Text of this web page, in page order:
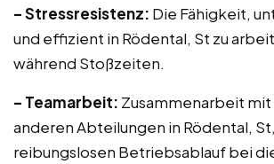
– Stressresistenz: Die Fähigkeit,
und effizient in Rödental, St zu
während Stoßzeiten.
– Teamarbeit: Zusammenarbeit
anderen Abteilungen in Rödental,
reibungslosen Betriebsablauf bei